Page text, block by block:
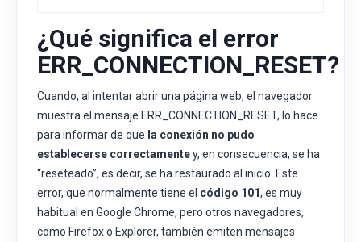
¿Qué significa el error
ERR_CONNECTION_RESET?
Cuando, al intentar abrir una página web, el navegador
muestra el mensaje ERR_CONNECTION_RESET, lo hace
para informar de que la conexión no pudo
establecerse correctamentey, en consecuencia, se ha
“reseteado”, es decir, se ha restaurado al inicio. Este
error, que normalmente tiene el código 101, es muy
habitual en Google Chrome, pero otros navegadores,
como Firefox o Explorer, también emiten mensajes